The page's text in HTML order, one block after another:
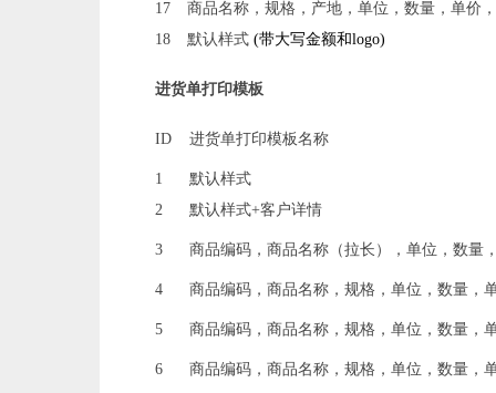
17
商品名称，规格，产地，单位，数量，单价
18
默认样式 (带大写金额和logo)
进货单打印模板
ID 进货单打印模板名称
1
默认样式
2
默认样式+客户详情
3 商品编码，商品名称（拉长），单位，数量
4 商品编码，商品名称，规格，单位，数量，
5 商品编码，商品名称，规格，单位，数量，
6 商品编码，商品名称，规格，单位，数量，